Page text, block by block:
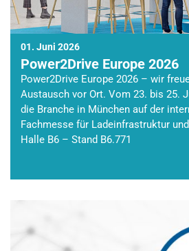
01. Juni 2026
Power2Drive Europe 2026
Power2Drive Europe 2026 – wir
Austausch vor Ort. Vom 23. bis 25.
die Branche in München auf der
Fachmesse für Ladeinfrastruktur
Halle B6 – Stand B6.771